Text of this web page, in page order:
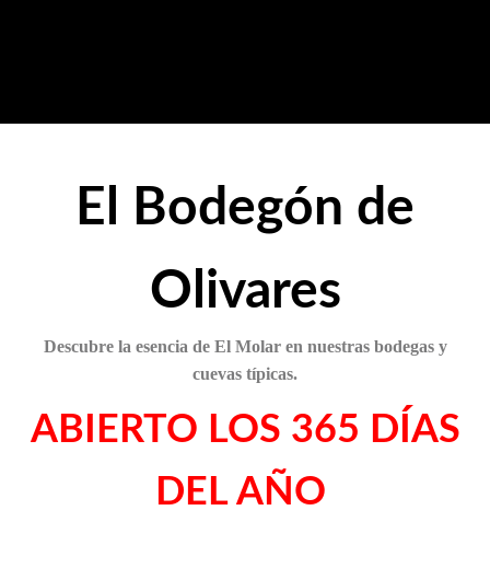
El Bodegón de
Olivares
Descubre la esencia de El Molar en nuestras bodegas y
cuevas típicas.
ABIERTO LOS 365 DÍAS
DEL AÑO